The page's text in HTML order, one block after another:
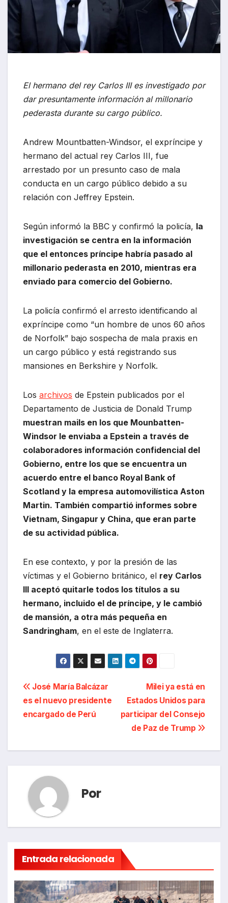
El hermano del rey Carlos III es investigado por
dar presuntamente información al millonario
pederasta durante su cargo público.
Andrew Mountbatten-Windsor, el expríncipe y
hermano del actual rey Carlos III, fue
arrestado por un presunto caso de mala
conducta en un cargo público debido a su
relación con Jeffrey Epstein.
Según informó la BBC y confirmó la policía, la
investigación se centra en la información
que el entonces príncipe habría pasado al
millonario pederasta en 2010, mientras era
enviado para comercio del Gobierno.
La policía confirmó el arresto identificando al
expríncipe como “un hombre de unos 60 años
de Norfolk” bajo sospecha de mala praxis en
un cargo público y está registrando sus
mansiones en Berkshire y Norfolk.
Los archivos de Epstein publicados por el
Departamento de Justicia de Donald Trump
muestran mails en los que Mounbatten-
Windsor le enviaba a Epstein a través de
colaboradores información confidencial del
Gobierno, entre los que se encuentra un
acuerdo entre el banco Royal Bank of
Scotland y la empresa automovilística Aston
Martin. También compartió informes sobre
Vietnam, Singapur y China, que eran parte
de su actividad pública.
En ese contexto, y por la presión de las
víctimas y el Gobierno británico, el rey Carlos
III aceptó quitarle todos los títulos a su
hermano, incluido el de príncipe, y le cambió
de mansión, a otra más pequeña en
Sandringham, en el este de Inglaterra.
Navegación
de
Milei ya está en
Estados Unidos para
participar del Consejo
de Paz de Trump
José María Balcázar
es el nuevo presidente
encargado de Perú
Por
Entrada relacionada